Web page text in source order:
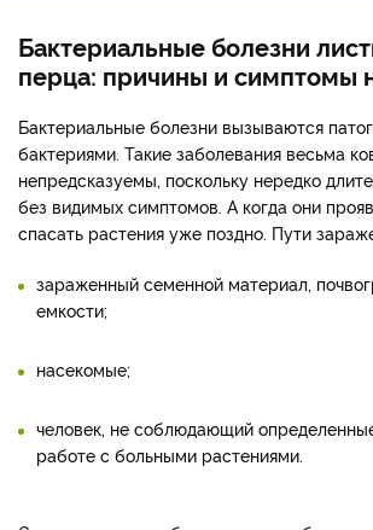
Бактериальные болезни
перца: причины и симптомы
Бактериальные болезни вызываются
бактериями. Такие заболевания весьма
непредсказуемы, поскольку нередко
без видимых симптомов. А когда они
спасать растения уже поздно. Пути
зараженный семенной материал,
емкости;
насекомые;
человек, не соблюдающий
работе с больными растениями.